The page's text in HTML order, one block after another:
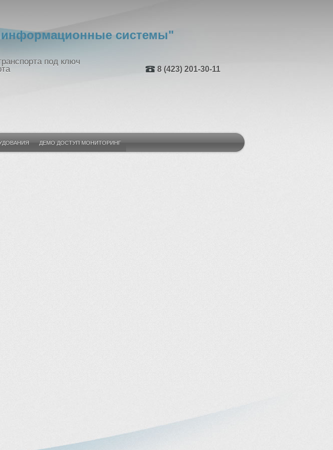
системы"
8 (423) 201-30-11
под ключ
ДЕМО ДОСТУП МОНИТОРИНГ